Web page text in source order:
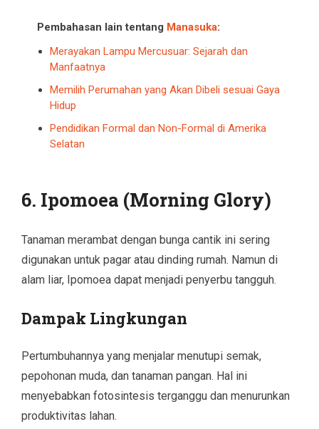
Pembahasan lain tentang Manasuka:
Merayakan Lampu Mercusuar: Sejarah dan
Manfaatnya
Memilih Perumahan yang Akan Dibeli sesuai Gaya
Hidup
Pendidikan Formal dan Non-Formal di Amerika
Selatan
6. Ipomoea (Morning Glory)
Tanaman merambat dengan bunga cantik ini sering
digunakan untuk pagar atau dinding rumah. Namun di
alam liar, Ipomoea dapat menjadi penyerbu tangguh.
Dampak Lingkungan
Pertumbuhannya yang menjalar menutupi semak,
pepohonan muda, dan tanaman pangan. Hal ini
menyebabkan fotosintesis terganggu dan menurunkan
produktivitas lahan.